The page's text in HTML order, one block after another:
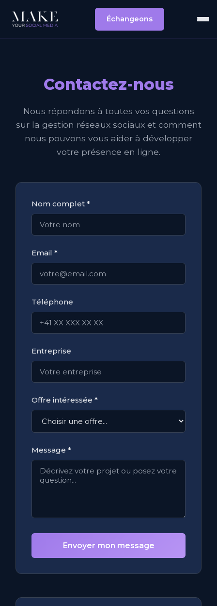
Échangeons
Contactez-nous
Nous répondons à toutes vos questions
sur la gestion réseaux sociaux et comment
nous pouvons vous aider à développer
votre présence en ligne.
Nom complet *
Email *
Téléphone
Entreprise
Offre intéressée *
Message *
Envoyer mon message